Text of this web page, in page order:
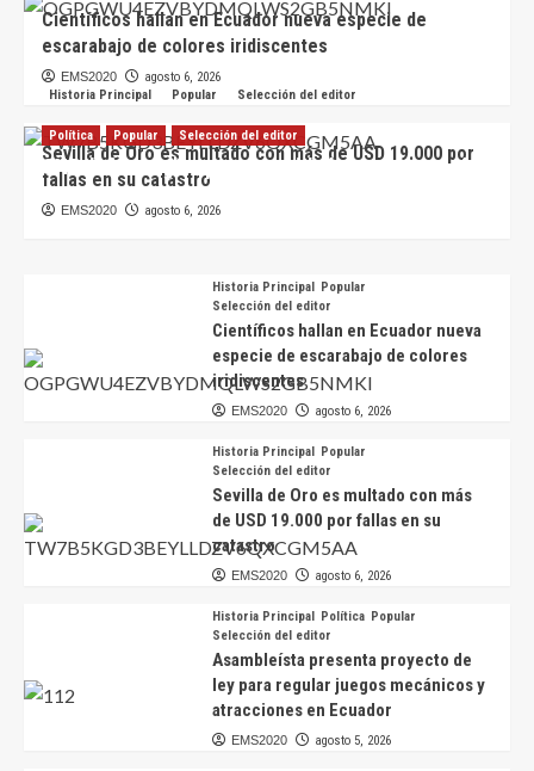
Científicos hallan en Ecuador nueva especie de
escarabajo de colores iridiscentes
EMS2020
agosto 6, 2026
Historia Principal
Popular Selección del editor
Sevilla de Oro es multado con más de USD 19.000 por
fallas en su catastro
EMS2020 agosto 6, 2026
Política Popular Selección del editor
CNE define reglas para autoridades que buscarán
Historia Principal
Popular
Selección del editor
Científicos hallan en Ecuador nueva
especie de escarabajo de colores
iridiscentes
EMS2020 agosto 6, 2026
Historia Principal
Popular
Selección del editor
Sevilla de Oro es multado con más
de USD 19.000 por fallas en su
catastro
EMS2020 agosto 6, 2026
Historia Principal Política Popular
Selección del editor
Asambleísta presenta proyecto de
ley para regular juegos mecánicos y
atracciones en Ecuador
EMS2020 agosto 5, 2026